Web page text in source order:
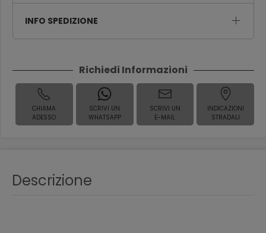
INFO SPEDIZIONE
Richiedi Informazioni
CHIAMA
ADESSO
SCRIVI UN
WHATSAPP
SCRIVI UN
E-MAIL
INDICAZIONI
STRADALI
Descrizione